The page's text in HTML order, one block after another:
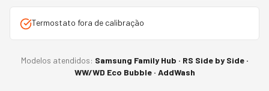
Termostato fora de calibração
Modelos atendidos: Samsung Family Hub · RS Side by Side ·
WW/WD Eco Bubble · AddWash